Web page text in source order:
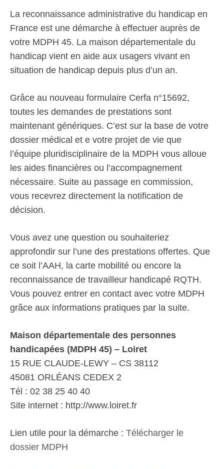
La reconnaissance administrative du handicap en
France est une démarche à effectuer auprès de
votre MDPH 45. La maison départementale du
handicap vient en aide aux usagers vivant en
situation de handicap depuis plus d’un an.
Grâce au nouveau formulaire Cerfa n°15692,
toutes les demandes de prestations sont
maintenant génériques. C’est sur la base de votre
dossier médical et e votre projet de vie que
l’équipe pluridisciplinaire de la MDPH vous alloue
les aides financières ou l’accompagnement
nécessaire. Suite au passage en commission,
vous recevrez directement la notification de
décision.
Vous avez une question ou souhaiteriez
approfondir sur l’une des prestations offertes. Que
ce soit l’AAH, la carte mobilité ou encore la
reconnaissance de travailleur handicapé RQTH.
Vous pouvez entrer en contact avec votre MDPH
grâce aux informations pratiques par la suite.
Maison départementale des personnes
handicapées (MDPH 45) – Loiret
15 RUE CLAUDE-LEWY – CS 38112
45081 ORLÉANS CEDEX 2
Tél : 02 38 25 40 40
Site internet : http://www.loiret.fr
Lien utile pour la démarche : Télécharger le
dossier MDPH